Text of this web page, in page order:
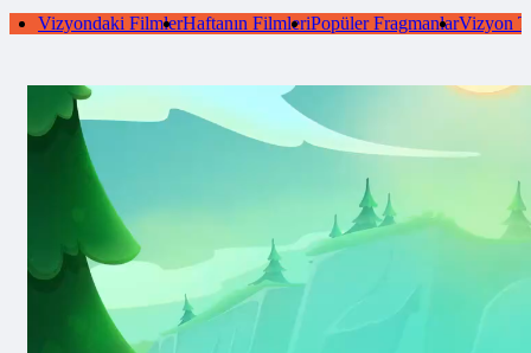
Vizyondaki FilmlerHaftanın FilmleriPopüler FragmanlarVizyon